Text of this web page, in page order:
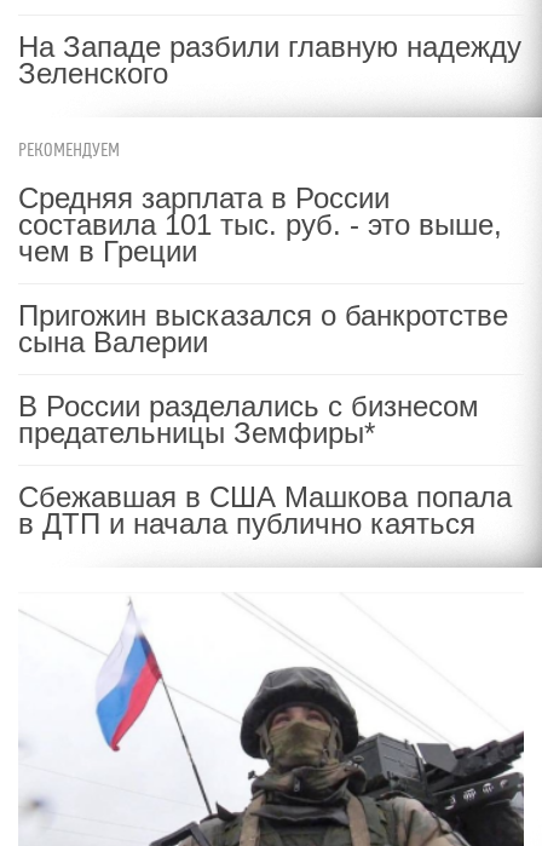
На Западе разбили главную надежду
Зеленского
РЕКОМЕНДУЕМ
Средняя зарплата в России
составила 101 тыс. руб. - это выше,
чем в Греции
Пригожин высказался о банкротстве
сына Валерии
В России разделались с бизнесом
предательницы Земфиры*
Сбежавшая в США Машкова попала
в ДТП и начала публично каяться